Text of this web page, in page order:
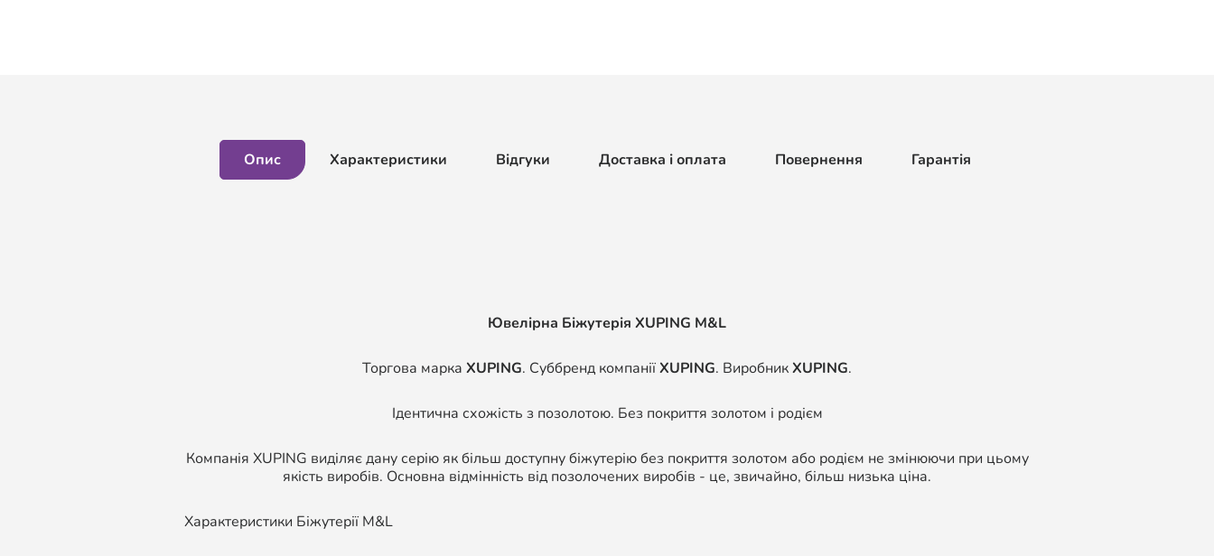
Опис Характеристики Відгуки Доставка і оплата Повернення Гарантія
Ювелірна Біжутерія XUPING M&L
Торгова марка XUPING. Суббренд компаніїXUPING. ВиробникXUPING.
Ідентична схожість з позолотою. Без покриття золотом і родієм
Компанія XUPING виділяє дану серію як більш доступну біжутерію без покриття золотом або родієм не змінюючи при цьому
якість виробів. Основна відмінність від позолочених виробів - це, звичайно, більш низька ціна.
Характеристики Біжутерії M&L